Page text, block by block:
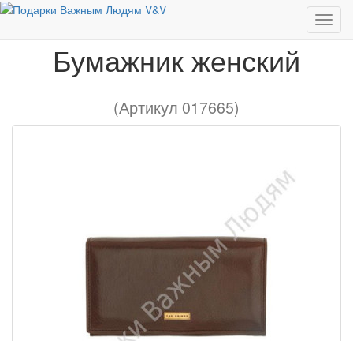
Европейские бренды
Бумажник женский
(Артикул 017665)